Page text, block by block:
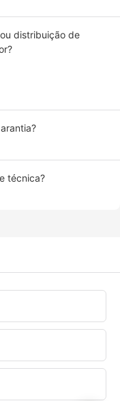
distribuição de
técnica?